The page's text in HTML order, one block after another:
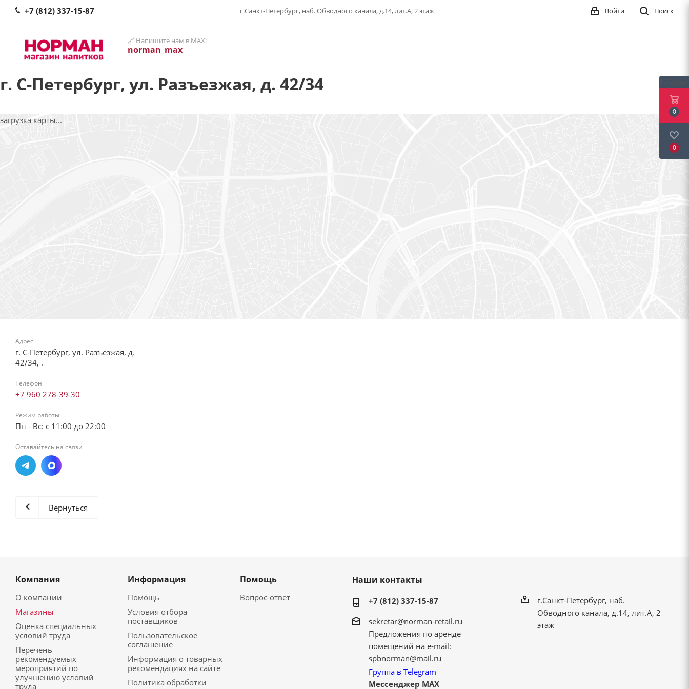
+7 (812) 337-15-87 г.Санкт-Петербург, наб. Обводного канала, д.14, лит.А, 2 этаж Поиск
Войти
🔗 Напишите нам в MAX:
norman_max
г. С-Петербург, ул. Разъезжая, д. 42/34
загрузка карты...
Адрес
г. С-Петербург, ул. Разъезжая, д.
42/34, .
Телефон
+7 960 278-39-30
Режим работы
Пн - Вс: с 11:00 до 22:00
Оставайтесь на связи
Вернуться
Компания
О компании
Магазины
Оценка специальных
условий труда
Перечень
рекомендуемых
мероприятий по
улучшению условий
труда
Информация
Помощь
Условия отбора
поставщиков
Пользовательское
соглашение
Информация о товарных
рекомендациях на сайте
Политика обработки
Помощь
Вопрос-ответ
Наши контакты
+7 (812) 337-15-87
sekretar@norman-retail.ru
Предложения по аренде
помещений на e-mail:
spbnorman@mail.ru
Группа в Telegram
Мессенджер MAX
г.Санкт-Петербург, наб.
Обводного канала, д.14, лит.А, 2
этаж
0
0